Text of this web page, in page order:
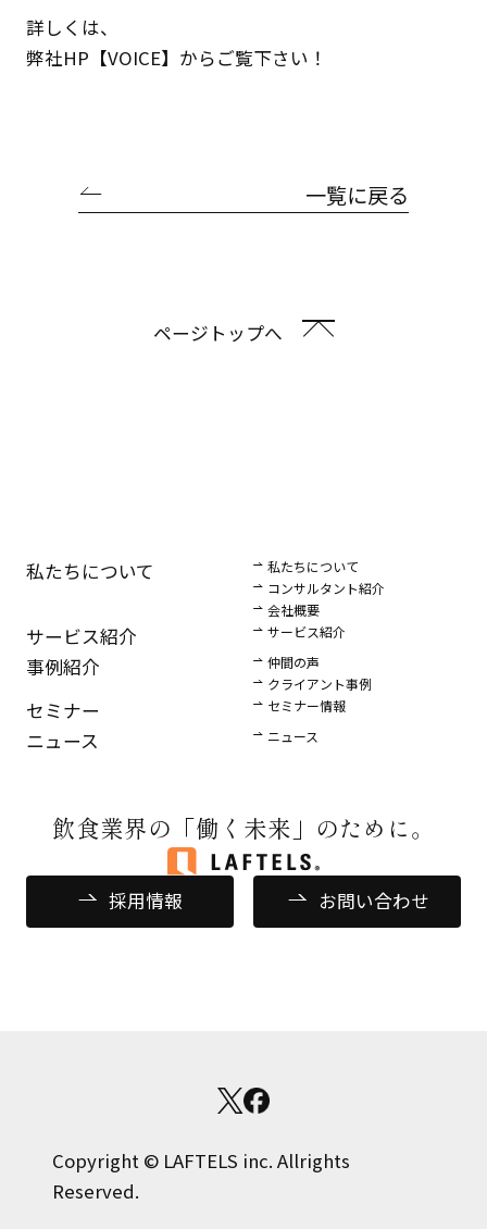
お問い合わせ
詳しくは、
弊社HP 【VOICE】 からご覧下さい！
一覧に戻る
ページトップへ
飲食業界の 「働く未来」のために。
私たちについて
私たちについて
コンサルタント紹介
会社概要
サービス紹介 サービス紹介
事例紹介
仲間の声
クライアント事例
セミナー セミナー情報
ニュース ニュース
採用情報 お問い合わせ
Copyright © LAFTELS inc. Allrights
Reserved.